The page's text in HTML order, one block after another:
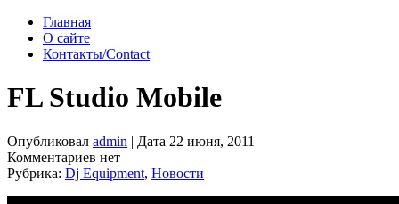
Главная
О сайте
Контакты/Contact
FL Studio Mobile
Опубликовал admin | Дата 22 июня, 2011
Комментариев нет
Рубрика: Dj Equipment, Новости